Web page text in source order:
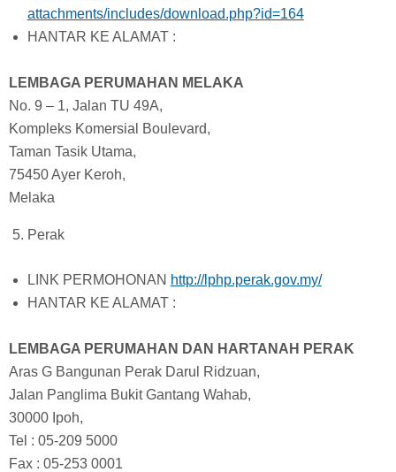
attachments/includes/download.php?id=164
HANTAR KE ALAMAT :
LEMBAGA PERUMAHAN MELAKA
No. 9 – 1, Jalan TU 49A,
Kompleks Komersial Boulevard,
Taman Tasik Utama,
75450 Ayer Keroh,
Melaka
Perak
LINK PERMOHONAN http://lphp.perak.gov.my/
HANTAR KE ALAMAT :
LEMBAGA PERUMAHAN DAN HARTANAH PERAK
Aras G Bangunan Perak Darul Ridzuan,
Jalan Panglima Bukit Gantang Wahab,
30000 Ipoh,
Tel : 05-209 5000
Fax : 05-253 0001